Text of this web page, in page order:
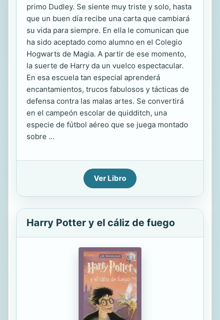
primo Dudley. Se siente muy triste y solo, hasta
que un buen día recibe una carta que cambiará
su vida para siempre. En ella le comunican que
ha sido aceptado como alumno en el Colegio
Hogwarts de Magia. A partir de ese momento,
la suerte de Harry da un vuelco espectacular.
En esa escuela tan especial aprenderá
encantamientos, trucos fabulosos y tácticas de
defensa contra las malas artes. Se convertirá
en el campeón escolar de quidditch, una
especie de fútbol aéreo que se juega montado
sobre ...
Ver Libro
Harry Potter y el cáliz de fuego